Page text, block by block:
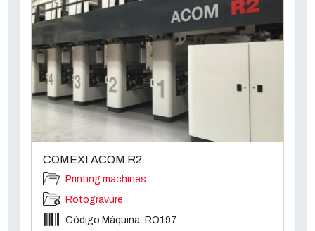
COMEXI ACOM R2
Printing machines
Rotogravure
Código Máquina: RO197